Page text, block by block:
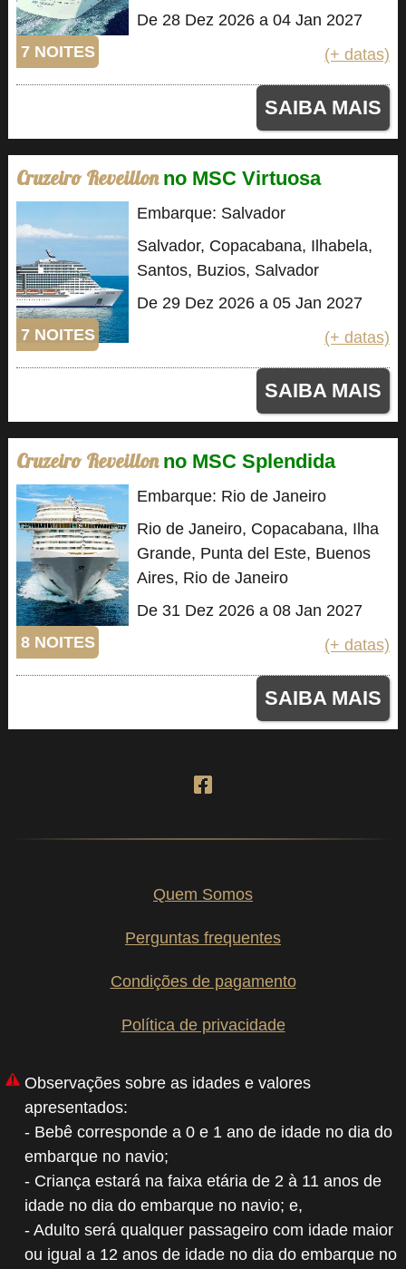
7 NOITES
De 28 Dez 2026 a 04 Jan 2027
(+ datas)
SAIBA MAIS
Cruzeiro Reveillon no MSC Virtuosa
7 NOITES
Embarque: Salvador
Salvador, Copacabana, Ilhabela,
Santos, Buzios, Salvador
De 29 Dez 2026 a 05 Jan 2027
(+ datas)
SAIBA MAIS
Cruzeiro Reveillon no MSC Splendida
8 NOITES
Embarque: Rio de Janeiro
Rio de Janeiro, Copacabana, Ilha
Grande, Punta del Este, Buenos
Aires, Rio de Janeiro
De 31 Dez 2026 a 08 Jan 2027
(+ datas)
SAIBA MAIS
Quem Somos
Perguntas frequentes
Condições de pagamento
Política de privacidade
Observações sobre as idades e valores
apresentados:
- Bebê corresponde a 0 e 1 ano de idade no dia do
embarque no navio;
- Criança estará na faixa etária de 2 à 11 anos de
idade no dia do embarque no navio; e,
- Adulto será qualquer passageiro com idade maior
ou igual a 12 anos de idade no dia do embarque no